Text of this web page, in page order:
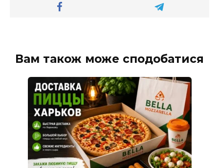
Вам також може сподобатися